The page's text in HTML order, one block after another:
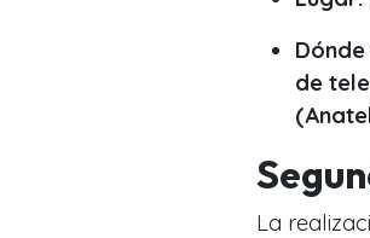
de
La